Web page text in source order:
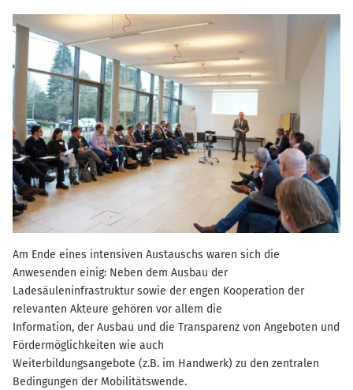
Am Ende eines intensiven Austauschs waren sich die
Anwesenden einig: Neben dem Ausbau der
Ladesäuleninfrastruktur sowie der engen Kooperation der
relevanten Akteure gehören vor allem die
Information, der Ausbau und die Transparenz von Angeboten und
Fördermöglichkeiten wie auch
Weiterbildungsangebote (z.B. im Handwerk) zu den zentralen
Bedingungen der Mobilitätswende.